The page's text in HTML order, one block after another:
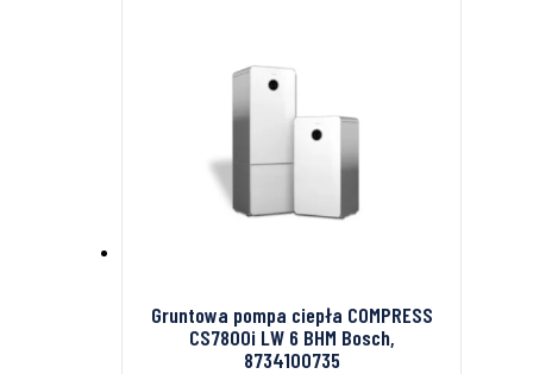
Gruntowa pompa ciepła COMPRESS
CS7800i LW 6 BHM Bosch,
8734100735